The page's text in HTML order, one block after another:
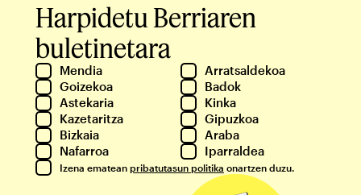
Harpidetu Berriaren
buletinetara
Mendia
Arratsaldekoa
Goizekoa
Badok
Astekaria
Kinka
Kazetaritza
Gipuzkoa
Bizkaia
Araba
Nafarroa
Iparraldea
Izena ematean pribatutasun politika onartzen duzu.